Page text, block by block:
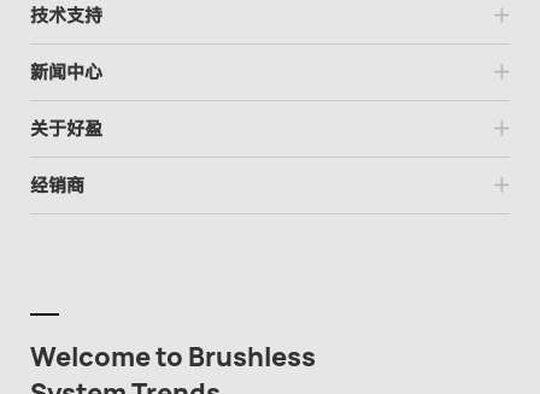
技术支持
新闻中心
关于好盈
经销商
Welcome to Brushless